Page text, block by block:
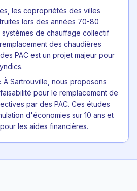
les copropriétés des villes
lors des années 70-80
de chauffage collectif
des chaudières
PAC est un projet majeur pour
À Sartrouville, nous proposons
pour le remplacement de
par des PAC. Ces études
d'économies sur 10 ans et
les aides financières.